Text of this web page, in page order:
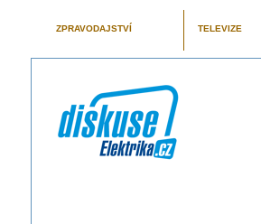
ZPRAVODAJSTVÍ TELEVIZE